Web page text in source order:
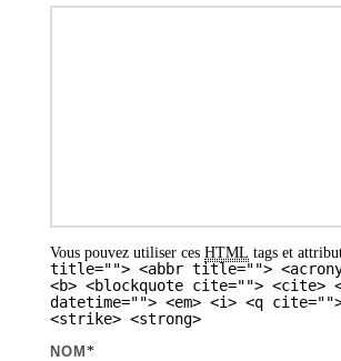
Vous pouvez utiliser ces HTML tags et
title=""> <abbr title="">
<b> <blockquote cite=""> <cite>
datetime=""> <em> <i> <q
<strike> <strong>
NOM *